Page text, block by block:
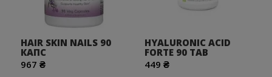
HAIR SKIN NAILS 90
КАПС
967 ₴
HYALURONIC ACID
FORTE 90 TAB
449 ₴